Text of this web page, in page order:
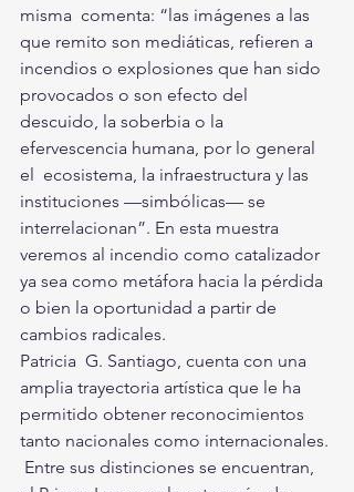
misma  comenta: “las imágenes a las
que remito son mediáticas, refieren a
incendios o explosiones que han sido
provocados o son efecto del
descuido, la soberbia o la
efervescencia humana, por lo general
el  ecosistema, la infraestructura y las
instituciones —simbólicas— se
interrelacionan”. En esta muestra
veremos al incendio como catalizador
ya sea como metáfora hacia la pérdida
o bien la oportunidad a partir de
cambios radicales.
Patricia  G. Santiago, cuenta con una
amplia trayectoria artística que le ha
permitido obtener reconocimientos
tanto nacionales como internacionales.
Entre sus distinciones se encuentran,